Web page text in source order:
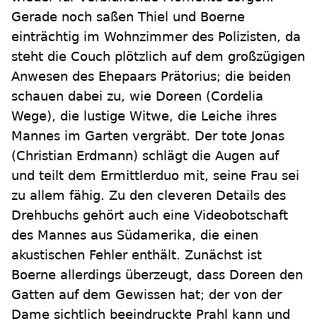
Gerade noch saßen Thiel und Boerne
einträchtig im Wohnzimmer des Polizisten, da
steht die Couch plötzlich auf dem großzügigen
Anwesen des Ehepaars Prätorius; die beiden
schauen dabei zu, wie Doreen (Cordelia
Wege), die lustige Witwe, die Leiche ihres
Mannes im Garten vergräbt. Der tote Jonas
(Christian Erdmann) schlägt die Augen auf
und teilt dem Ermittlerduo mit, seine Frau sei
zu allem fähig. Zu den cleveren Details des
Drehbuchs gehört auch eine Videobotschaft
des Mannes aus Südamerika, die einen
akustischen Fehler enthält. Zunächst ist
Boerne allerdings überzeugt, dass Doreen den
Gatten auf dem Gewissen hat; der von der
Dame sichtlich beeindruckte Prahl kann und